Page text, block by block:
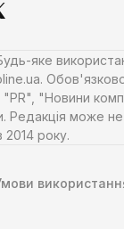
яке
"Новини
Редакція
2014 року.